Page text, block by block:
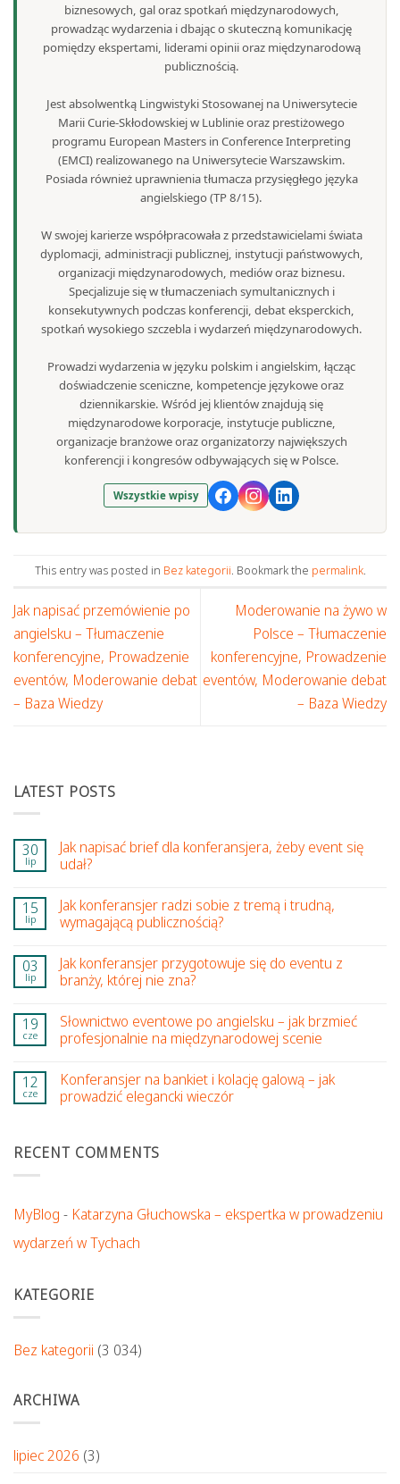
biznesowych, gal oraz spotkań międzynarodowych,
prowadząc wydarzenia i dbając o skuteczną komunikację
pomiędzy ekspertami, liderami opinii oraz międzynarodową
publicznością.
Jest absolwentką Lingwistyki Stosowanej na Uniwersytecie
Marii Curie-Skłodowskiej w Lublinie oraz prestiżowego
programu European Masters in Conference Interpreting
(EMCI) realizowanego na Uniwersytecie Warszawskim.
Posiada również uprawnienia tłumacza przysięgłego języka
angielskiego (TP 8/15).
W swojej karierze współpracowała z przedstawicielami świata
dyplomacji, administracji publicznej, instytucji państwowych,
organizacji międzynarodowych, mediów oraz biznesu.
Specjalizuje się w tłumaczeniach symultanicznych i
konsekutywnych podczas konferencji, debat eksperckich,
spotkań wysokiego szczebla i wydarzeń międzynarodowych.
Prowadzi wydarzenia w języku polskim i angielskim, łącząc
doświadczenie sceniczne, kompetencje językowe oraz
dziennikarskie. Wśród jej klientów znajdują się
międzynarodowe korporacje, instytucje publiczne,
organizacje branżowe oraz organizatorzy największych
konferencji i kongresów odbywających się w Polsce.
Wszystkie wpisy
This entry was posted in Bez kategorii. Bookmark the permalink.
Jak napisać przemówienie po
angielsku – Tłumaczenie
konferencyjne, Prowadzenie
eventów, Moderowanie debat
– Baza Wiedzy
Moderowanie na żywo w
Polsce – Tłumaczenie
konferencyjne, Prowadzenie
eventów, Moderowanie debat
– Baza Wiedzy
LATEST POSTS
30
lip
Jak napisać brief dla konferansjera, żeby event się
udał?
15
lip
Jak konferansjer radzi sobie z tremą i trudną,
wymagającą publicznością?
03
lip
Jak konferansjer przygotowuje się do eventu z
branży, której nie zna?
19
cze
Słownictwo eventowe po angielsku – jak brzmieć
profesjonalnie na międzynarodowej scenie
12
cze
Konferansjer na bankiet i kolację galową – jak
prowadzić elegancki wieczór
RECENT COMMENTS
MyBlog - Katarzyna Głuchowska – ekspertka w prowadzeniu
wydarzeń w Tychach
KATEGORIE
Bez kategorii (3 034)
ARCHIWA
lipiec 2026 (3)